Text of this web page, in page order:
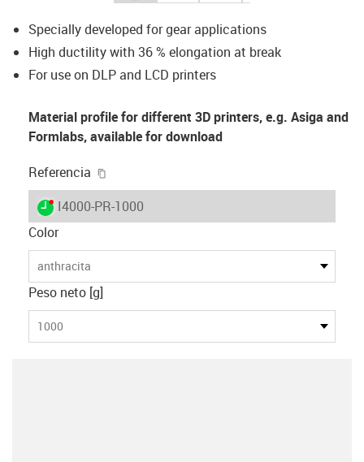
Specially developed for gear applications
High ductility with 36 % elongation at break
For use on DLP and LCD printers
Material profile for different 3D printers, e.g. Asiga and
Formlabs, available for download
Referencia
igus-icon-lieferzeit-dot
I4000-PR-1000
Color
anthracita
Peso neto [g]
1000